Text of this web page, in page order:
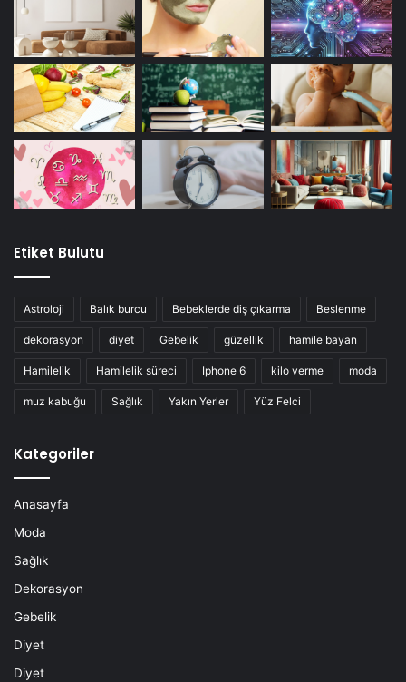
Etiket Bulutu
Astroloji Balık burcu Bebeklerde diş çıkarma Beslenme
dekorasyon diyet Gebelik güzellik hamile bayan
Hamilelik Hamilelik süreci Iphone 6 kilo verme moda
muz kabuğu Sağlık Yakın Yerler Yüz Felci
Kategoriler
Anasayfa
Moda
Sağlık
Dekorasyon
Gebelik
Diyet
Diyet